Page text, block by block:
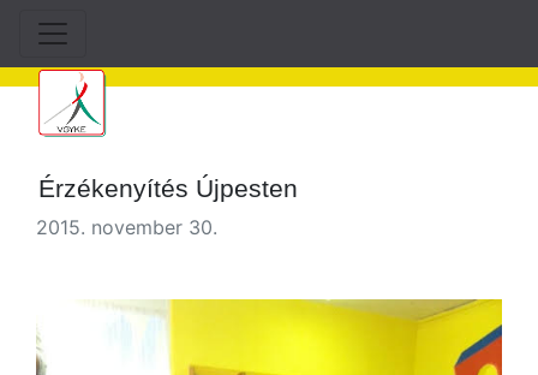
Érzékenyítés Újpesten
2015. november 30.